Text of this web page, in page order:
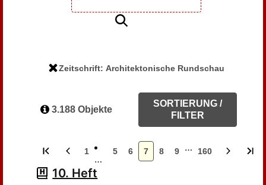
Zeitschrift: Architektonische Rundschau
3.188 Objekte
SORTIERUNG /
FILTER
1
…
5 6 7 8 9 … 160
10. Heft